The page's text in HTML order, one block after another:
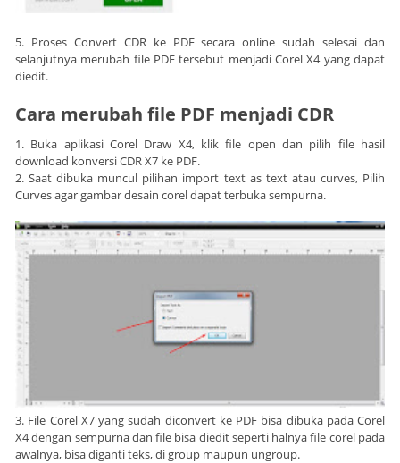
5. Proses Convert CDR ke PDF secara online sudah selesai dan
selanjutnya merubah file PDF tersebut menjadi Corel X4 yang dapat
diedit.
Cara merubah file PDF menjadi CDR
1. Buka aplikasi Corel Draw X4, klik file open dan pilih file hasil
download konversi CDR X7 ke PDF.
2. Saat dibuka muncul pilihan import text as text atau curves, Pilih
Curves agar gambar desain corel dapat terbuka sempurna.
3. File Corel X7 yang sudah diconvert ke PDF bisa dibuka pada Corel
X4 dengan sempurna dan file bisa diedit seperti halnya file corel pada
awalnya, bisa diganti teks, di group maupun ungroup.